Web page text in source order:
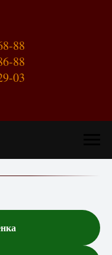
88
88
03